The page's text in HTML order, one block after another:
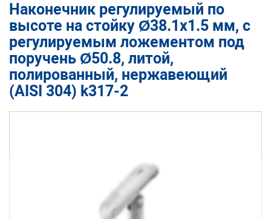
Наконечник регулируемый по
высоте на стойку Ø38.1х1.5 мм, с
регулируемым ложементом под
поручень Ø50.8, литой,
полированный, нержавеющий
(AISI 304) k317-2